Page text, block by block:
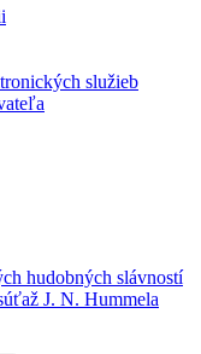
služieb
hudobných slávností
J. N. Hummela